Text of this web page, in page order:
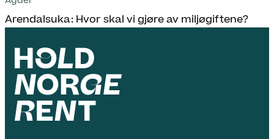
Arendalsuka: Hvor skal vi gjøre av miljøgiftene?